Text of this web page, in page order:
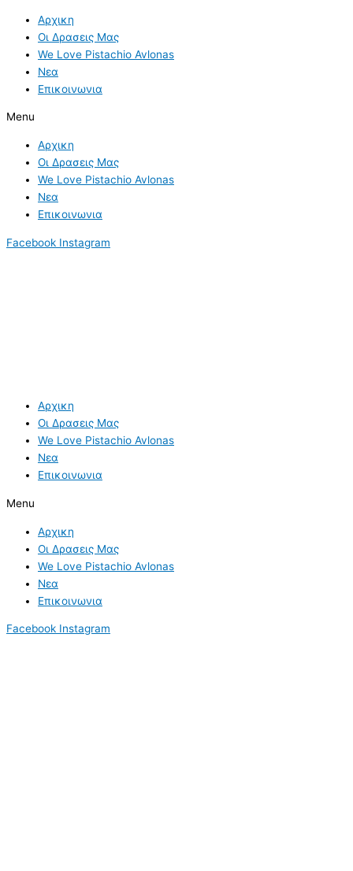
content
Αρχικη
Οι Δρασεις Μας
We Love Pistachio Avlonas
Νεα
Επικοινωνια
Menu
Αρχικη
Οι Δρασεις Μας
We Love Pistachio Avlonas
Νεα
Επικοινωνια
Facebook Instagram
Αρχικη
Οι Δρασεις Μας
We Love Pistachio Avlonas
Νεα
Επικοινωνια
Menu
Αρχικη
Οι Δρασεις Μας
We Love Pistachio Avlonas
Νεα
Επικοινωνια
Facebook Instagram